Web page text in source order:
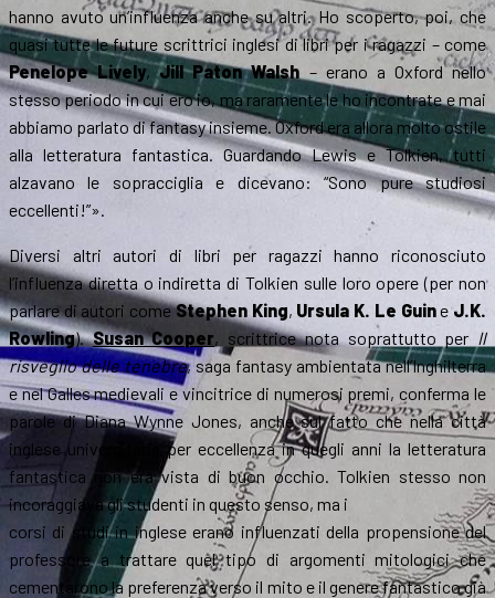
hanno avuto un’influenza anche su altri. Ho scoperto, poi, che
quasi tutte le future scrittrici inglesi di libri per i ragazzi – come
Penelope Lively,Jill Paton Walsh – erano a Oxford nello
stesso periodo in cui ero io, ma raramente le ho incontrate e mai
abbiamo parlato di fantasy insieme. Oxford era allora molto ostile
alla letteratura fantastica. Guardando Lewis e Tolkien, tutti
alzavano le sopracciglia e dicevano: “Sono pure studiosi
eccellenti!”».
Diversi altri autori di libri per ragazzi hanno riconosciuto
l’influenza diretta o indiretta di Tolkien sulle loro opere (per non
parlare di autori comeStephen King, Ursula K. Le GuineJ.K.
Rowling).Susan Cooper, scrittrice nota soprattutto per Il
risveglio delle tenebre, saga fantasy ambientata nell’Inghilterra
e nel Galles medievali e vincitrice di numerosi premi, conferma le
parole di Diana Wynne Jones, anche sul fatto che nella città
inglese universitaria per eccellenza in quegli anni la letteratura
fantastica non era vista di buon occhio. Tolkien stesso non
incoraggiava gli studenti in questo senso, ma i
corsi di studi in inglese erano influenzati della propensione del
professore a trattare quel tipo di argomenti mitologici che
cementarono la preferenza verso il mito e il genere fantastico già